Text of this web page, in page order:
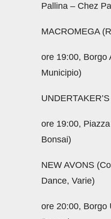
Pallina – Chez
MACROMEGA
ore 19:00, Borgo
Municipio)
ore 19:00,
Bonsai)
NEW AVONS
Dance, Varie)
ore 20:00, Borgo